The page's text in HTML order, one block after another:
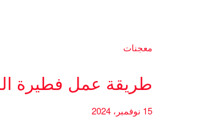
معجنات
طريقة عمل فطيرة
15 نوفمبر، 2024